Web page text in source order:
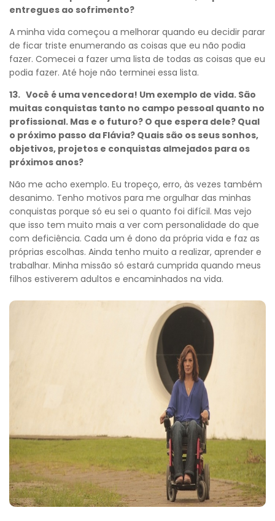
entregues ao sofrimento?
A minha vida começou a melhorar quando eu decidir parar
de ficar triste enumerando as coisas que eu não podia
fazer. Comecei a fazer uma lista de todas as coisas que eu
podia fazer. Até hoje não terminei essa lista.
13. Você é uma vencedora! Um exemplo de vida. São
muitas conquistas tanto no campo pessoal quanto no
profissional. Mas e o futuro? O que espera dele? Qual
o próximo passo da Flávia? Quais são os seus sonhos,
objetivos, projetos e conquistas almejados para os
próximos anos?
Não me acho exemplo. Eu tropeço, erro, às vezes também
desanimo. Tenho motivos para me orgulhar das minhas
conquistas porque só eu sei o quanto foi difícil. Mas vejo
que isso tem muito mais a ver com personalidade do que
com deficiência. Cada um é dono da própria vida e faz as
próprias escolhas. Ainda tenho muito a realizar, aprender e
trabalhar. Minha missão só estará cumprida quando meus
filhos estiverem adultos e encaminhados na vida.